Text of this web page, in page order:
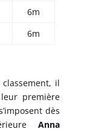
6m
6m
il
première
dès
Anna